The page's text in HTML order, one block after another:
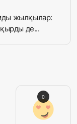
жылқылар:
де...
0